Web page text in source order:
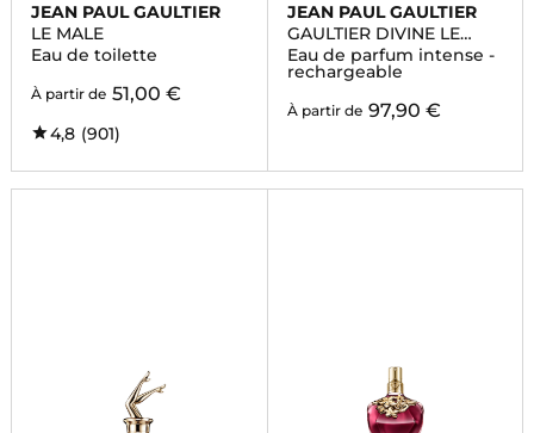
JEAN PAUL GAULTIER
LE MALE
Eau de toilette
À partir de 51,00 €
4,8 (901)
JEAN PAUL GAULTIER
GAULTIER DIVINE LE
PARFUM
Eau de parfum intense -
rechargeable
À partir de 97,90 €